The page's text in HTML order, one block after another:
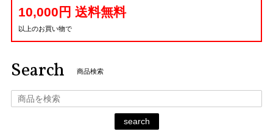
10,000円 送料無料
以上のお買い物で
Search 商品検索
search